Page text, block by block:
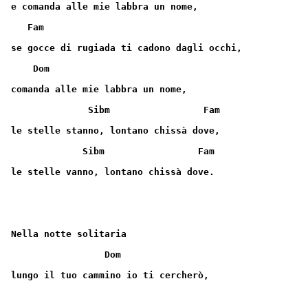
e comanda alle mie labbra un nome,
   Fam
se gocce di rugiada ti cadono dagli occhi,
    Dom
comanda alle mie labbra un nome,
              Sibm                 Fam
le stelle stanno, lontano chissà dove,
             Sibm                 Fam
le stelle vanno, lontano chissà dove.
Nella notte solitaria
                 Dom
lungo il tuo cammino io ti cercherò,